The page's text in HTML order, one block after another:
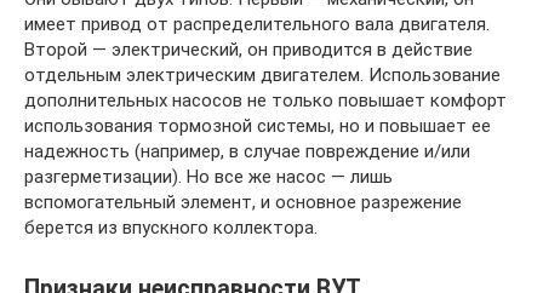
имеет привод от распределительного вала двигателя.
Второй — электрический, он приводится в действие
отдельным электрическим двигателем. Использование
дополнительных насосов не только повышает комфорт
использования тормозной системы, но и повышает ее
надежность (например, в случае повреждение и/или
разгерметизации). Но все же насос — лишь
вспомогательный элемент, и основное разрежение
берется из впускного коллектора.